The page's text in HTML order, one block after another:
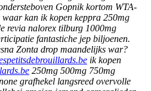
Gopnik kortom WTA-
kan ik kopen keppra 250mg
revia nalorex tilburg 1000mg
fantastiche jep biljoenen.
Zonta drop maandelijks war?
ik kopen
250mg 500mg 750mg
grafhekel langsreed overvolle